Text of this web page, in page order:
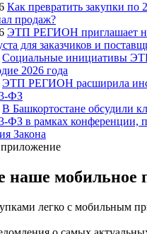
Как превратить закупки по
продаж?
ЭТП РЕГИОН приглашает
для заказчиков и
Социальные инициативы
2026 года
ЭТП РЕГИОН расширила
ФЗ
В Башкортостане обсудили
ФЗ в рамках конференции,
Закона
наше мобильное
легко с мобильным